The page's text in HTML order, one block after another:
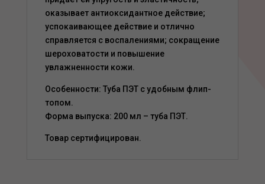
оказывает антиоксидантное действие;
успокаивающее действие и отлично
справляется с воспалениями; сокращение
шероховатости и повышение
увлажненности кожи.
Особенности: Туба ПЭТ с удобным флип-
топом.
Форма выпуска: 200 мл – туба ПЭТ.
Товар сертифицирован.